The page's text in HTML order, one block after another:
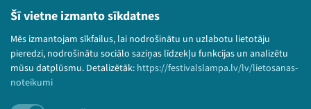
Šī vietne izmanto sīkdatnes
Mēs izmantojam sīkfailus, lai nodrošinātu un uzlabotu lietotāju
pieredzi, nodrošinātu sociālo saziņas līdzekļu funkcijas un analizētu
mūsu datplūsmu. Detalizētāk: https://festivalslampa.lv/lv/lietosanas-
noteikumi
Lietošanas noteikumi un sīkdatņu politika
Bērnu aizsardzības politika
© 2026 Sarunu festivāls LAMPA Visas tiesības
paturētas.